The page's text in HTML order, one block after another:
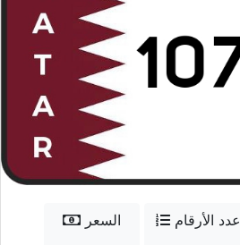
السعر
عدد الأرقام